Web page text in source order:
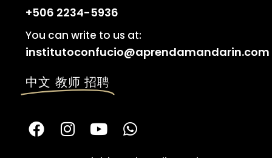
+506 2234-5936
You can write to us at:
institutoconfucio@aprendamandarin.com
中文 教师 招聘